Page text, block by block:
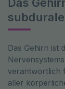
Das
Das Gehirn ist
verantwortlich
aller